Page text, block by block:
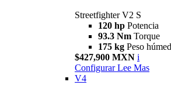
Streetfighter V2 S
120 hp Potencia
93.3 Nm Torque
175 kg Peso
$427,900 MXN i
Configurar Lee Mas
V4